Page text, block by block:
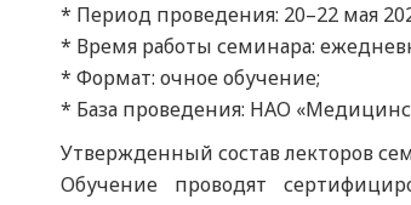
* Период проведения: 20–22 мая
* Время работы семинара:
* Формат: очное обучение;
* База проведения: НАО
Утвержденный состав лекторов
Обучение проводят